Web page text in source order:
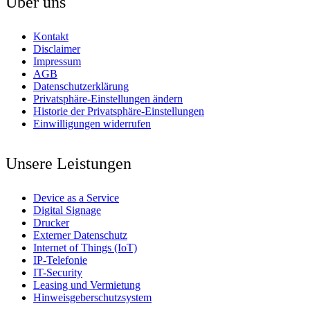
Kontakt
Disclaimer
Impressum
AGB
Datenschutzerklärung
Privatsphäre-Einstellungen ändern
Historie der Privatsphäre-Einstellungen
Einwilligungen widerrufen
Unsere Leistungen
Device as a Service
Digital Signage
Drucker
Externer Datenschutz
Internet of Things (IoT)
IP-Telefonie
IT-Security
Leasing und Vermietung
Hinweisgeberschutzsystem